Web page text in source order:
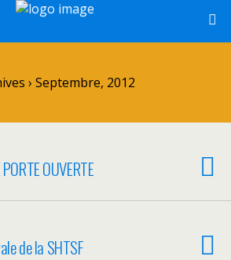
› Septembre, 2012
OUVERTE
de la SHTSF